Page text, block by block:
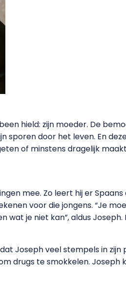
hield: zijn moeder. De
sporen door het leven. En
of minstens dragelijk
mee. Zo leert hij er
voor die jongens. “Je
wat je niet kan”, aldus
Joseph veel stempels in zijn
drugs te smokkelen. Joseph